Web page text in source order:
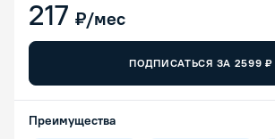
217 ₽/мес
ПОДПИСАТЬСЯ ЗА 2599 ₽
Преимущества